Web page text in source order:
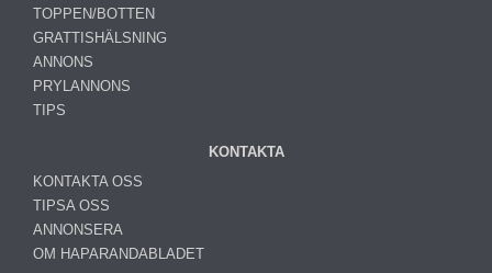
TOPPEN/BOTTEN
GRATTISHÄLSNING
ANNONS
PRYLANNONS
TIPS
KONTAKTA
KONTAKTA OSS
TIPSA OSS
ANNONSERA
OM HAPARANDABLADET